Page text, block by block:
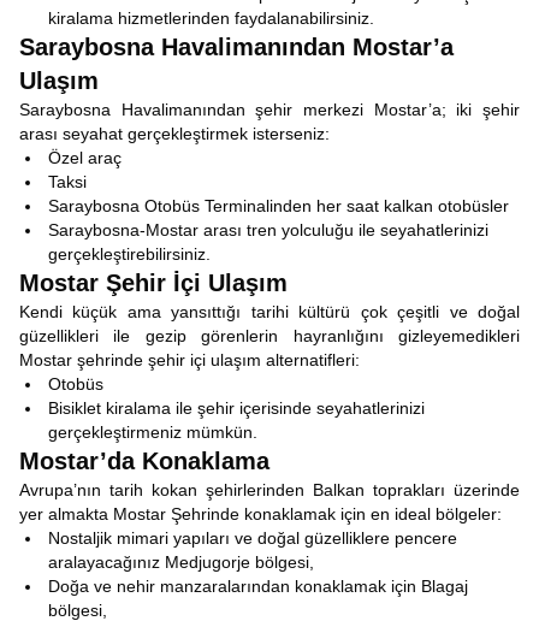
kiralama hizmetlerinden faydalanabilirsiniz.
Saraybosna Havalimanından Mostar’a
Ulaşım
Saraybosna Havalimanından şehir merkezi Mostar’a; iki şehir
arası seyahat gerçekleştirmek isterseniz:
Özel araç
Taksi
Saraybosna Otobüs Terminalinden her saat kalkan otobüsler
Saraybosna-Mostar arası tren yolculuğu ile seyahatlerinizi
gerçekleştirebilirsiniz.
Mostar Şehir İçi Ulaşım
Kendi küçük ama yansıttığı tarihi kültürü çok çeşitli ve doğal
güzellikleri ile gezip görenlerin hayranlığını gizleyemedikleri
Mostar şehrinde şehir içi ulaşım alternatifleri:
Otobüs
Bisiklet kiralama ile şehir içerisinde seyahatlerinizi
gerçekleştirmeniz mümkün.
Mostar’da Konaklama
Avrupa’nın tarih kokan şehirlerinden Balkan toprakları üzerinde
yer almakta Mostar Şehrinde konaklamak için en ideal bölgeler:
Nostaljik mimari yapıları ve doğal güzelliklere pencere
aralayacağınız Medjugorje bölgesi,
Doğa ve nehir manzaralarından konaklamak için Blagaj
bölgesi,